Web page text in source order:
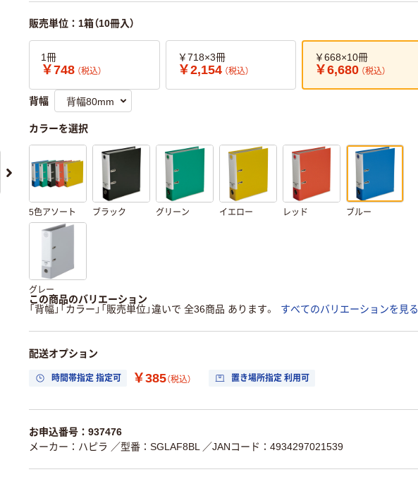
販売単位：1箱（10冊入）
1冊
￥748 （税込）
￥718×3冊
￥2,154 （税込）
￥668×10冊
￥6,680 （税込）
背幅
カラーを選択
5色アソート ブラック グリーン イエロー レッド ブルー
グレー
この商品のバリエーション
「背幅」「カラー」「販売単位」違いで 全36商品 あります。
すべてのバリエーションを見る
配送オプション
時間帯指定 指定可 ￥385（税込） 置き場所指定 利用可
お申込番号：937476
メーカー：ハピラ ／型番：SGLAF8BL ／JANコード：4934297021539